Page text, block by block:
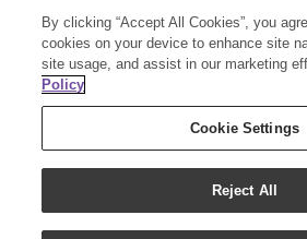
Member Services:
Guayaquil,
P1, Local A37
By clicking “Accept All Cookies”, you
cookies on your device to enhance site
site usage, and assist in our marketing
Policy
Cookie Settings
Reject All